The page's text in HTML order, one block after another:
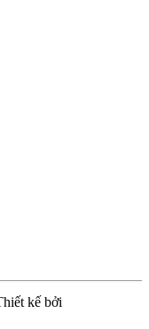
kế bởi